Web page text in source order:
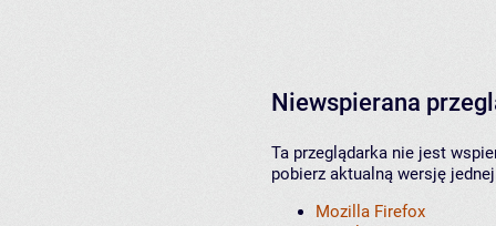
Niewspierana
Ta przeglądarka nie jest
pobierz aktualną wersję
Mozilla Firefox